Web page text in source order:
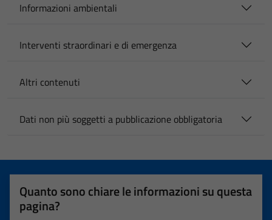
Informazioni ambientali
Interventi straordinari e di emergenza
Altri contenuti
Dati non più soggetti a pubblicazione obbligatoria
Quanto sono chiare le informazioni su questa
pagina?